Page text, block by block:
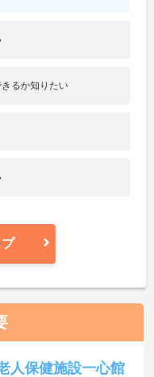
るか知りたい
人保健施設一心館